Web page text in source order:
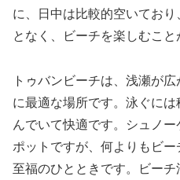
に、日中は比較的空いてお
となく、ビーチを楽しむこと
トゥバンビーチは、浅瀬が
に最適な場所です。泳ぐに
んでいて快適です。シュノ
ポットですが、何よりもビ
至福のひとときです。ビー